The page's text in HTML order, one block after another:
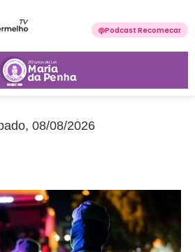
Podcast Recomecar
08/08/2026